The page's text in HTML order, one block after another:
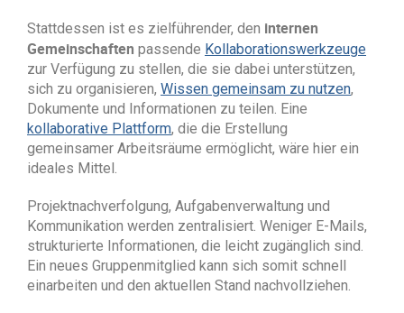
Stattdessen ist es zielführender, den internen
Gemeinschaften passende Kollaborationswerkzeuge
zur Verfügung zu stellen, die sie dabei unterstützen,
sich zu organisieren, Wissen gemeinsam zu nutzen,
Dokumente und Informationen zu teilen. Eine
kollaborative Plattform, die die Erstellung
gemeinsamer Arbeitsräume ermöglicht, wäre hier ein
ideales Mittel.
Projektnachverfolgung, Aufgabenverwaltung und
Kommunikation werden zentralisiert. Weniger E-Mails,
strukturierte Informationen, die leicht zugänglich sind.
Ein neues Gruppenmitglied kann sich somit schnell
einarbeiten und den aktuellen Stand nachvollziehen.